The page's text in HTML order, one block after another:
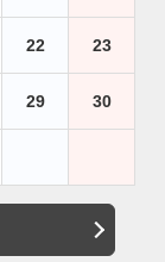
22 23
29 30